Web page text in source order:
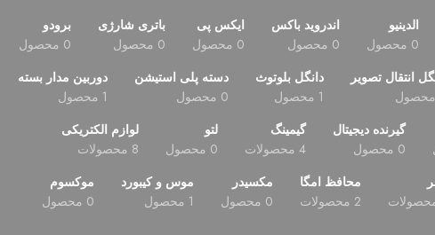
الدینیو
0 محصول
اندروید باکس
0 محصول
ایکس پی
0 محصول
باتری شارژی
0 محصول
برودو
0 محصول
انتقال تصویر
دانگل بلوتوث
1 محصول
دسته پلی استیشن
0 محصول
دوربین مدار بسته
1 محصول
گیرنده دیجیتال
0 محصول
گیمینگ
4 محصولات
لتو
0 محصول
لوازم الکتریکی
8 محصولات
محافظ امگا
2 محصولات
مکسیدر
0 محصول
موس و کیبورد
1 محصول
موکسوم
0 محصول